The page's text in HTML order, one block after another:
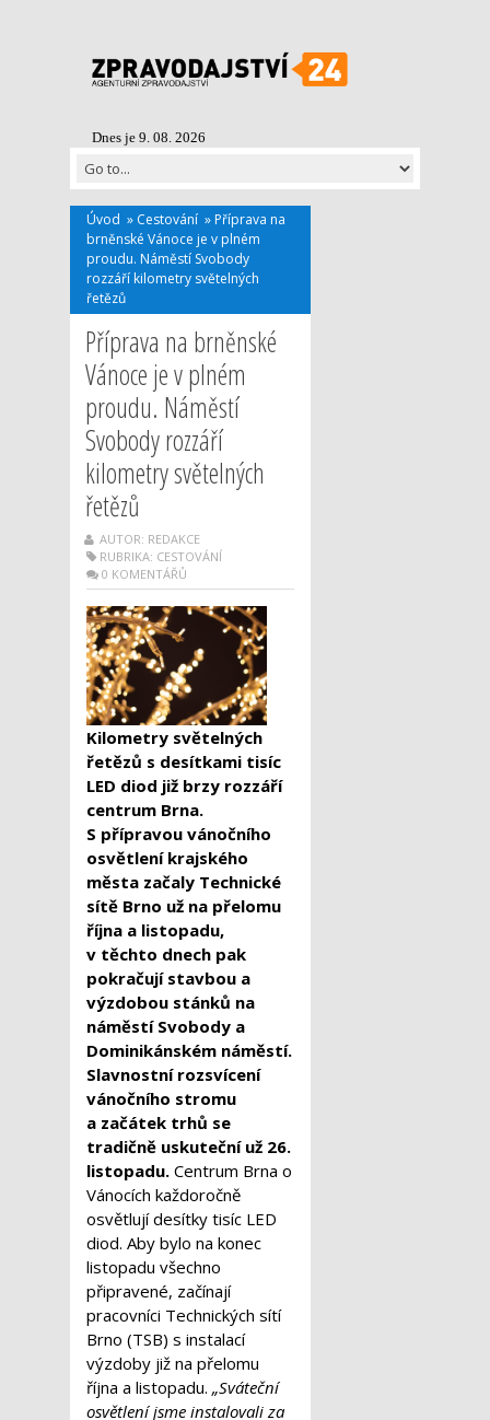
Dnes je 9. 08. 2026
Úvod » Cestování » Příprava na
brněnské Vánoce je v plném
proudu. Náměstí Svobody
rozzáří kilometry světelných
řetězů
Příprava na brněnské
Vánoce je v plném
proudu. Náměstí
Svobody rozzáří
kilometry světelných
řetězů
AUTOR: REDAKCE
RUBRIKA: CESTOVÁNÍ
0 KOMENTÁŘŮ
Kilometry světelných
řetězů s desítkami tisíc
LED diod již brzy rozzáří
centrum Brna.
S přípravou vánočního
osvětlení krajského
města začaly Technické
sítě Brno už na přelomu
října a listopadu,
v těchto dnech pak
pokračují stavbou a
výzdobou stánků na
náměstí Svobody a
Dominikánském náměstí.
Slavnostní rozsvícení
vánočního stromu
a začátek trhů se
tradičně uskuteční už 26.
listopadu. Centrum Brna o
Vánocích každoročně
osvětlují desítky tisíc LED
diod. Aby bylo na konec
listopadu všechno
připravené, začínají
pracovníci Technických sítí
Brno (TSB) s instalací
výzdoby již na přelomu
října a listopadu. „Sváteční
osvětlení jsme instalovali za